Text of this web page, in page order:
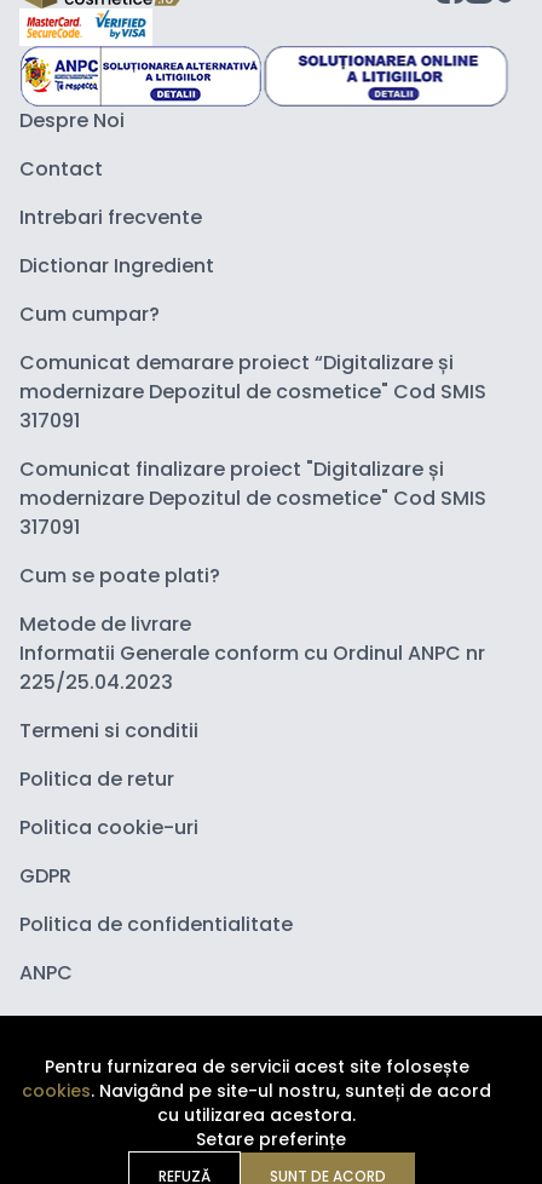
Despre Noi
Contact
Intrebari frecvente
Dictionar Ingredient
Cum cumpar?
Comunicat demarare proiect “Digitalizare și
modernizare Depozitul de cosmetice" Cod SMIS
317091
Comunicat finalizare proiect "Digitalizare și
modernizare Depozitul de cosmetice" Cod SMIS
317091
Cum se poate plati?
Metode de livrare
Informatii Generale conform cu Ordinul ANPC nr
225/25.04.2023
Termeni si conditii
Politica de retur
Politica cookie-uri
GDPR
Politica de confidentialitate
ANPC
Copyright ©2026Depozituldecosmetice.ro. Toate
drepturile sunt rezervate.
Pentru furnizarea de servicii acest site folosește
cookies. Navigând pe site-ul nostru, sunteți de acord
cu utilizarea acestora.
Setare preferințe
REFUZĂ SUNT DE ACORD